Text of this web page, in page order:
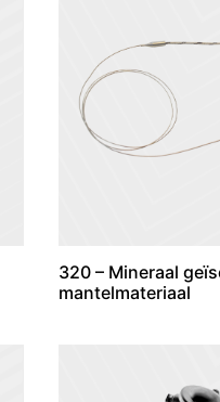
320 – Mineraal
mantelmateriaal